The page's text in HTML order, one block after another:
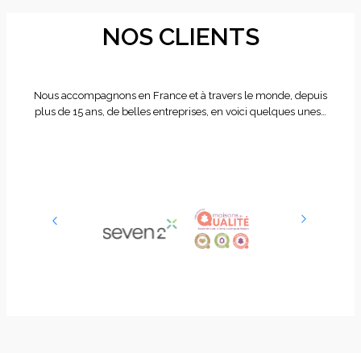
NOS CLIENTS
Nous accompagnons en France et à travers le monde, depuis
plus de 15 ans, de belles entreprises, en voici quelques unes…